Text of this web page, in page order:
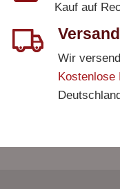
Kauf auf
Versand
Wir
Kostenlose